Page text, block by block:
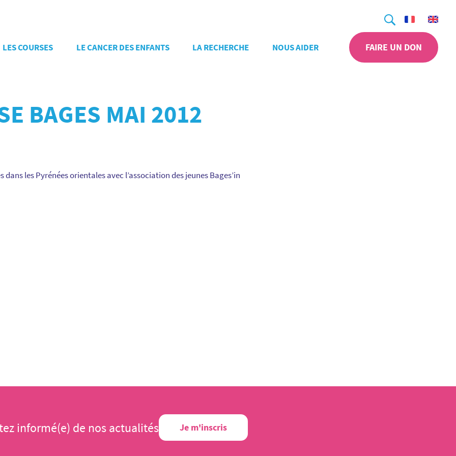
Recherche
LES COURSES LE CANCER DES ENFANTS LA RECHERCHE NOUS AIDER FAIRE UN DON
BAGES MAI 2012
dans les Pyrénées orientales avec l’association des jeunes Bages’in
informé(e) de nos actualités Je m'inscris